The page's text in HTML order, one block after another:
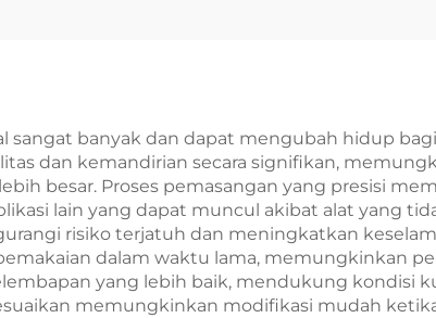
banyak dan dapat mengubah hidup
dan kemandirian secara signifikan,
besar. Proses pemasangan yang presisi
lain yang dapat muncul akibat alat yang
risiko terjatuh dan meningkatkan
dalam waktu lama, memungkinkan
yang lebih baik, mendukung kondisi
memungkinkan modifikasi mudah